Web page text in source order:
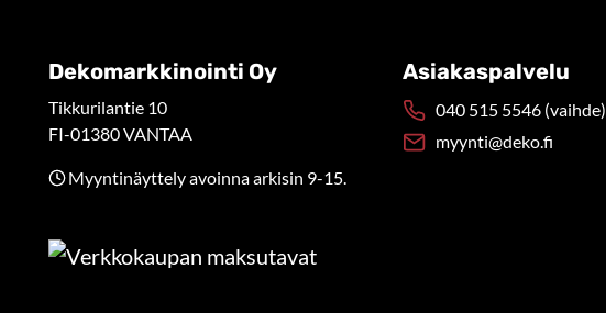
Dekomarkkinointi Oy
Tikkurilantie 10
FI-01380 VANTAA
Myyntinäyttely avoinna arkisin 9-15.
Asiakaspalvelu
040 515 5546 (vaihde)
myynti@deko.fi